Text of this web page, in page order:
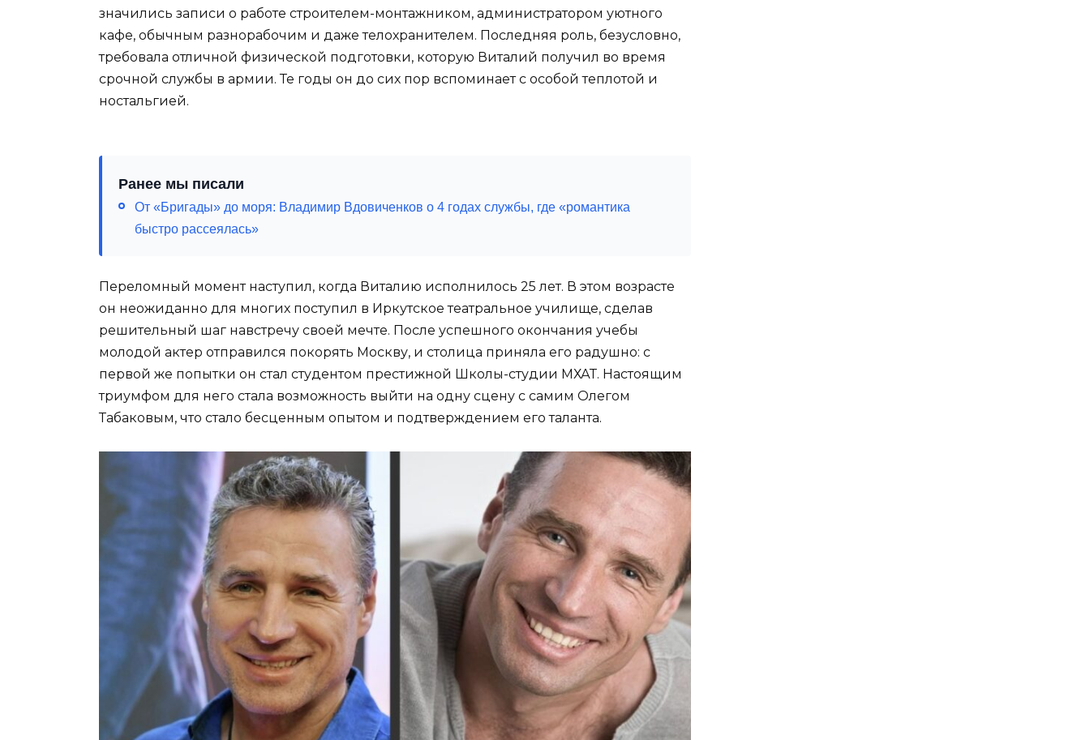
значились записи о работе строителем-монтажником, администратором уютного
кафе, обычным разнорабочим и даже телохранителем. Последняя роль, безусловно,
требовала отличной физической подготовки, которую Виталий получил во время
срочной службы в армии. Те годы он до сих пор вспоминает с особой теплотой и
ностальгией.
Ранее мы писали
От «Бригады» до моря: Владимир Вдовиченков о 4 годах службы, где «романтика
быстро рассеялась»
Переломный момент наступил, когда Виталию исполнилось 25 лет. В этом возрасте
он неожиданно для многих поступил в Иркутское театральное училище, сделав
решительный шаг навстречу своей мечте. После успешного окончания учебы
молодой актер отправился покорять Москву, и столица приняла его радушно: с
первой же попытки он стал студентом престижной Школы-студии МХАТ. Настоящим
триумфом для него стала возможность выйти на одну сцену с самим Олегом
Табаковым, что стало бесценным опытом и подтверждением его таланта.